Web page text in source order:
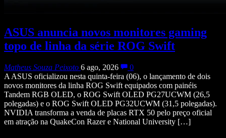
ASUS anuncia novos monitores gaming
topo de linha da série ROG Swift
Matheus Souza Peixoto 6 ago, 2026
0
A ASUS oficializou nesta quinta-feira (06), o lançamento de dois
novos monitores da linha ROG Swift equipados com painéis
Tandem RGB OLED, o ROG Swift OLED PG27UCWM (26,5
polegadas) e o ROG Swift OLED PG32UCWM (31,5 polegadas).
NVIDIA transforma a venda de placas RTX 50 pelo preço oficial
em atração na QuakeCon Razer e National University […]